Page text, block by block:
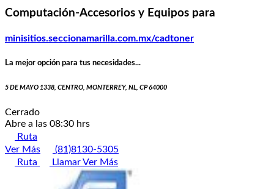
Computación-Accesorios y Equipos para
minisitios.seccionamarilla.com.mx/cadtoner
La mejor opción para tus necesidades...
5 DE MAYO 1338, CENTRO, MONTERREY, NL, CP 64000
Cerrado
Abre a las 08:30 hrs
Ruta
Ver Más
(81)8130-5305
Ruta
LlamarVer Más